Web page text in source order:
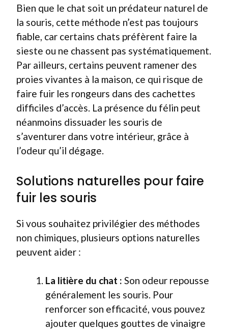
Bien que le chat soit un prédateur naturel de
la souris, cette méthode n’est pas toujours
fiable, car certains chats préfèrent faire la
sieste ou ne chassent pas systématiquement.
Par ailleurs, certains peuvent ramener des
proies vivantes à la maison, ce qui risque de
faire fuir les rongeurs dans des cachettes
difficiles d’accès. La présence du félin peut
néanmoins dissuader les souris de
s’aventurer dans votre intérieur, grâce à
l’odeur qu’il dégage.
Solutions naturelles pour faire
fuir les souris
Si vous souhaitez privilégier des méthodes
non chimiques, plusieurs options naturelles
peuvent aider :
La litière du chat : Son odeur repousse
généralement les souris. Pour
renforcer son efficacité, vous pouvez
ajouter quelques gouttes de vinaigre